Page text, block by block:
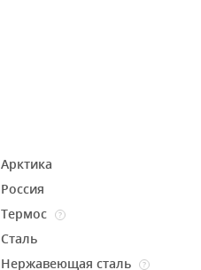
Арктика
Россия
Термос ?
Сталь
Нержавеющая сталь ?